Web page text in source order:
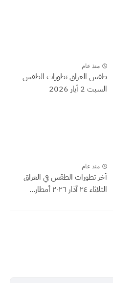
منذ عام
طقس العراق تطورات الطقس
السبت 2 أيار 2026
منذ عام
آخر تطورات الطقس في العراق
الثلاثاء ٢٤ آذار ٢٠٢٦ أمطار...